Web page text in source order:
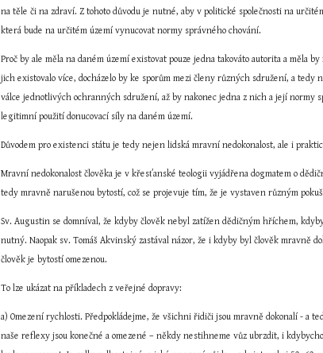
na těle či na zdraví. Z tohoto důvodu je nutné, aby v politické společnosti na
která bude na určitém území vynucovat normy správného chování.
Proč by ale měla na daném území existovat pouze jedna takováto autorita a měla
jich existovalo více, docházelo by ke sporům mezi členy různých sdružení, a
válce jednotlivých ochranných sdružení, až by nakonec jedna z nich a její normy
legitimní použití donucovací síly na daném území.
Důvodem pro existenci státu je tedy nejen lidská mravní nedokonalost, ale i
Mravní nedokonalost člověka je v křesťanské teologii vyjádřena dogmatem o
tedy mravně narušenou bytostí, což se projevuje tím, že je vystaven různým
Sv. Augustin se domníval, že kdyby člověk nebyl zatížen dědičným hříchem,
nutný. Naopak sv. Tomáš Akvinský zastával názor, že i kdyby byl člověk mravně
člověk je bytostí omezenou.
To lze ukázat na příkladech z veřejné dopravy:
a) Omezení rychlosti. Předpokládejme, že všichni řidiči jsou mravně dokonalí - a
naše reflexy jsou konečné a omezené – někdy nestihneme vůz ubrzdit, i